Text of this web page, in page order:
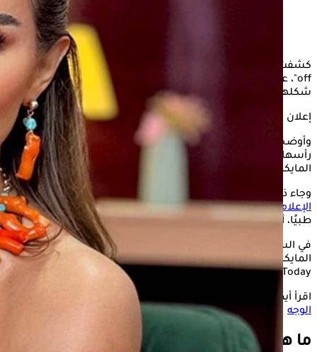
كشفت الفنانة والإعلامية
خلال تقديمها برنامج "Face
off"، عن تجربتها مع إجراء عملية تجميل في حواجبها، لاستعادة
شكلها الطبيعي الذي يتغير بسبب المايكروبليدنج.
إعلان
وأوضحت نخلة أنها اضطرت إلى إزالة بعض البصيلات من شعر
رأسها، لزراعتها في حواجبها، محذرة متابعيها من عملية
المايكروبليدنج، لما تسببه من أضرار.
وجاء ذلك في أعقاب أزمة فشل عملية التجميل التي أجرتها
الإعلامية ريهام سعيدعلى يد طبيب شهير، زعمت أنه ارتكب خطأ
طبيًا، أسفر عن تشوه وجهها.
في السطور التالية، يستعرض "الكونسلتو" أضرار عملية
المايكروبليدنج، وفقصا لموقعي "WebMD" و"Medical News
Today".
اقرأ أيضًا:
بعد واقعة ريهام سعيد- إليك مخاطر عمليات تجميل
الوجه
ما هي عملية المايكروبليدنج؟